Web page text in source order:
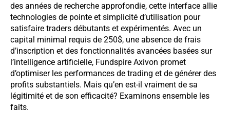
des années de recherche approfondie, cette interface allie
technologies de pointe et simplicité d’utilisation pour
satisfaire traders débutants et expérimentés. Avec un
capital minimal requis de 250$, une absence de frais
d’inscription et des fonctionnalités avancées basées sur
l’intelligence artificielle, Fundspire Axivon promet
d’optimiser les performances de trading et de générer des
profits substantiels. Mais qu’en est-il vraiment de sa
légitimité et de son efficacité? Examinons ensemble les
faits.